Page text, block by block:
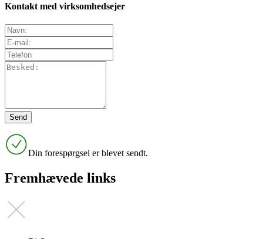
Kontakt med virksomhedsejer
Din forespørgsel er blevet sendt.
Fremhævede links